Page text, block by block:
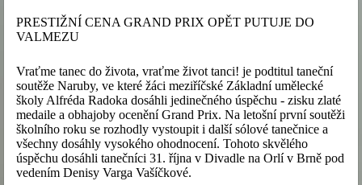
PRESTIŽNÍ CENA GRAND PRIX OPĚT PUTUJE DO
VALMEZU
Vraťme tanec do života, vraťme život tanci! je podtitul taneční
soutěže Naruby, ve které žáci meziříčské Základní umělecké
školy Alfréda Radoka dosáhli jedinečného úspěchu - zisku zlaté
medaile a obhajoby ocenění Grand Prix. Na letošní první soutěži
školního roku se rozhodly vystoupit i další sólové tanečnice a
všechny dosáhly vysokého ohodnocení. Tohoto skvělého
úspěchu dosáhli tanečníci 31. října v Divadle na Orlí v Brně pod
vedením Denisy Varga Vašíčkové.